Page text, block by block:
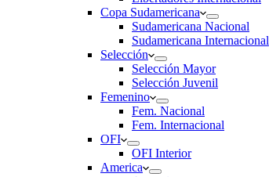
Copa Sudamericana
Sudamericana Nacional
Sudamericana Internacional
Selección
Selección Mayor
Selección Juvenil
Femenino
Fem. Nacional
Fem. Internacional
OFI
OFI Interior
America